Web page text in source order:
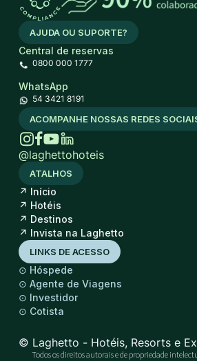
AJUDA OU SUPORTE?
Central de reservas
0800 000 1777
WhatsApp
54 3421 8191
ACOMPANHE NOSSAS REDES
@laghettohoteis
ATALHOS
↗ Início
↗ Hotéis
↗ Destinos
↗ Invista na Laghetto
LINKS DE ACESSO
⊙ Hóspede
⊙ Agente de Viagens
⊙ Investidor
⊙ Cotista
© Laghetto - Hotéis, Resorts e
Todos os direitos autorais e de propriedade